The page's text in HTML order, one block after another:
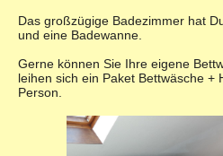
Das großzügige Badezimmer hat
und eine Badewanne.
Gerne können Sie Ihre eigene
leihen sich ein Paket Bettwäsche +
Person.